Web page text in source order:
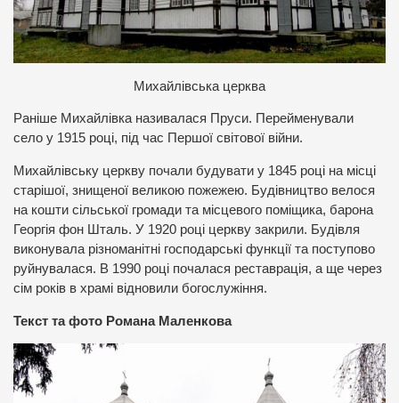
Михайлівська церква
Раніше Михайлівка називалася Пруси. Перейменували
село у 1915 році, під час Першої світової війни.
Михайлівську церкву почали будувати у 1845 році на місці
старішої, знищеної великою пожежею. Будівництво велося
на кошти сільської громади та місцевого поміщика, барона
Георгія фон Шталь. У 1920 році церкву закрили. Будівля
виконувала різноманітні господарські функції та поступово
руйнувалася. В 1990 році почалася реставрація, а ще через
сім років в храмі відновили богослужіння.
Текст та фото Романа Маленкова